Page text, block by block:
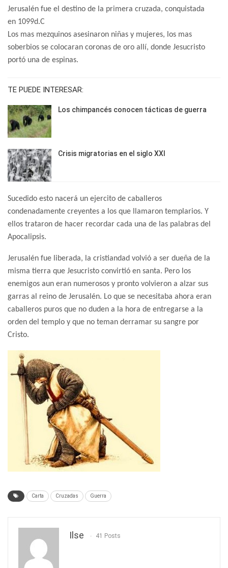
Jerusalén fue el destino de la primera cruzada, conquistada
en 1099d.C
Los mas mezquinos asesinaron niñas y mujeres, los mas
soberbios se colocaran coronas de oro allí, donde Jesucristo
portó una de espinas.
TE PUEDE INTERESAR:
Los chimpancés conocen tácticas de guerra
Crisis migratorias en el siglo XXI
Sucedido esto nacerá un ejercito de caballeros
condenadamente creyentes a los que llamaron templarios. Y
ellos trataron de hacer recordar cada una de las palabras del
Apocalipsis.
Jerusalén fue liberada, la cristiandad volvió a ser dueña de la
misma tierra que Jesucristo convirtió en santa. Pero los
enemigos aun eran numerosos y pronto volvieron a alzar sus
garras al reino de Jerusalén. Lo que se necesitaba ahora eran
caballeros puros que no duden a la hora de entregarse a la
orden del templo y que no teman derramar su sangre por
Cristo.
Carta Cruzadas Guerra
Ilse 41 Posts